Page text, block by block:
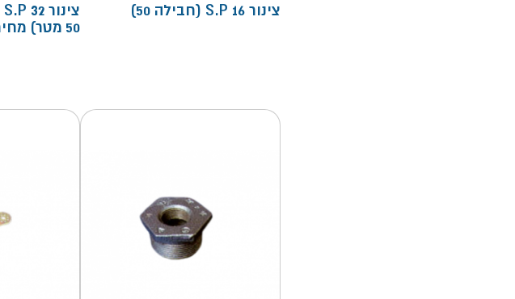
צינור S.P 16 (חבילה 50)
50 מטר) מחיר למטר !!!